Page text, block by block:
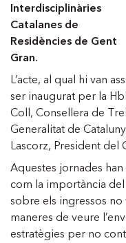
Interdisciplinàries
Catalanes de
Residències de Gent
Gran.
L’acte, al qual hi van
ser inaugurat per la
Coll, Consellera de
Generalitat de
Lascorz, President del
Aquestes jornades
com la importància
sobre els ingressos no
maneres de veure
estratègies per no